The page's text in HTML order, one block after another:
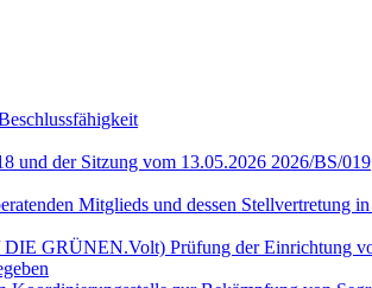
und der Sitzung vom 13.05.2026 2026/BS/019
Mitglieds und dessen Stellvertretung
GRÜNEN.Volt) Prüfung der Einrichtung